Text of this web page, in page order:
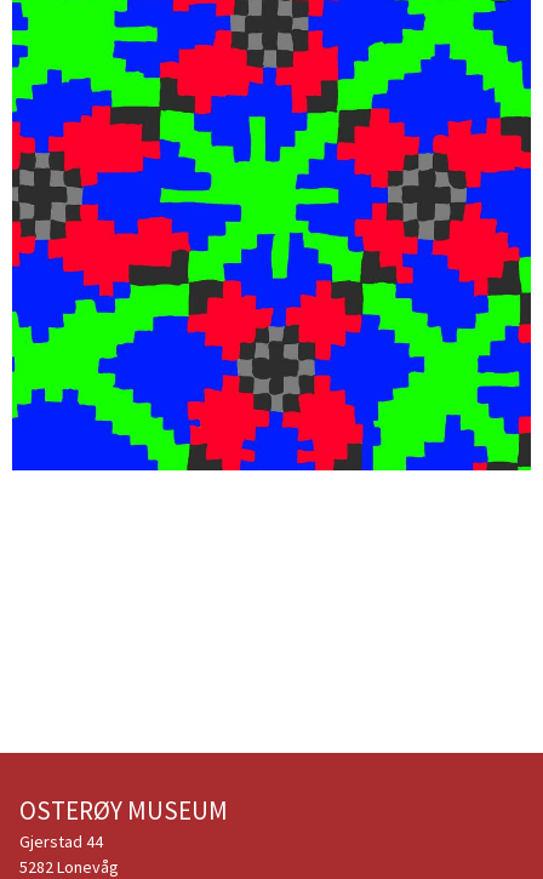
OSTERØY MUSEUM
Gjerstad 44
5282 Lonevåg